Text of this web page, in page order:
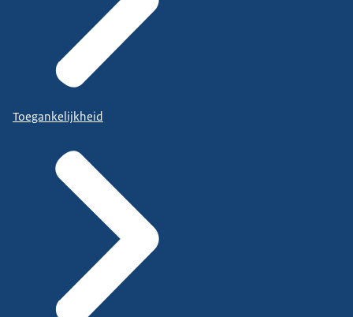
Toegankelijkheid